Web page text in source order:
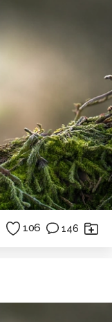
106 146